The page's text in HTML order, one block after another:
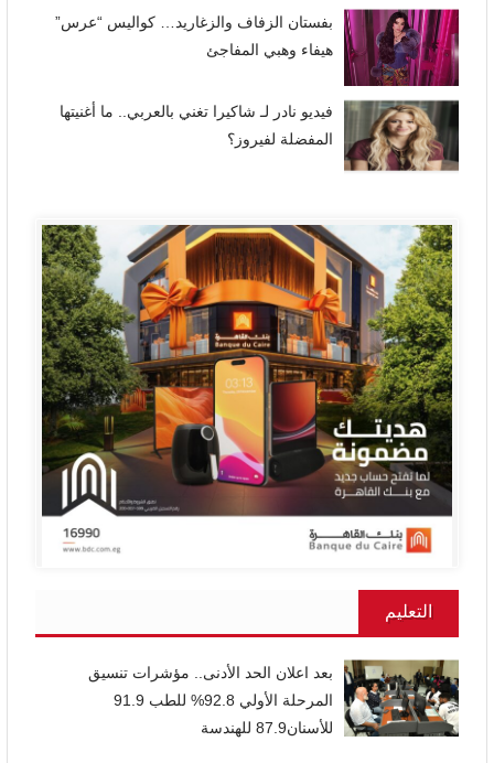
بفستان الزفاف والزغاريد… كواليس “عرس”
هيفاء وهبي المفاجئ
فيديو نادر لـ شاكيرا تغني بالعربي.. ما أغنيتها
المفضلة لفيروز؟
التعليم
بعد اعلان الحد الأدنى.. مؤشرات تنسيق
المرحلة الأولي 92.8% للطب 91.9
للأسنان87.9 للهندسة